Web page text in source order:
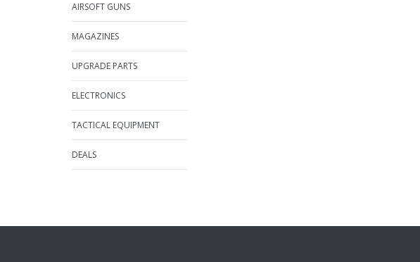
AIRSOFT GUNS
MAGAZINES
UPGRADE PARTS
ELECTRONICS
TACTICAL EQUIPMENT
DEALS